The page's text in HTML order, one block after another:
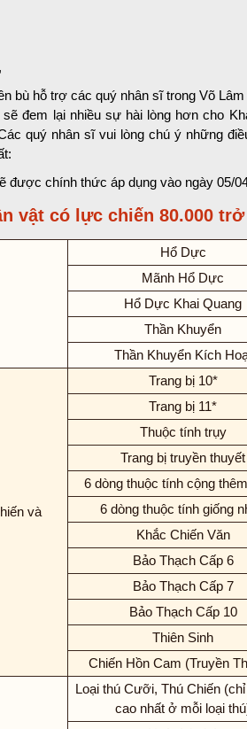
bù hỗ trợ các quý nhân sĩ trong Võ
đem lại nhiều sự hài lòng hơn cho
quý nhân sĩ vui lòng chú ý những
được chính thức áp dụng vào ngày 05/
vật có lực chiến 80.000
Hổ Dực
Mãnh Hổ Dực
Hổ Dực Khai Quang
Thần Khuyển
Thần Khuyển Kích
và
Trang bị 10*
Trang bị 11*
Thuộc tính trụy
Trang bị truyền thuyết
6 dòng thuộc tính cộng
6 dòng thuộc tính giống
Khắc Chiến Văn
Bảo Thạch Cấp 6
Bảo Thạch Cấp 7
Bảo Thạch Cấp 10
Thiên Sinh
Chiến Hồn Cam (Truyền
Loại thú Cưỡi, Thú Chiến
cao nhất ở mỗi loại